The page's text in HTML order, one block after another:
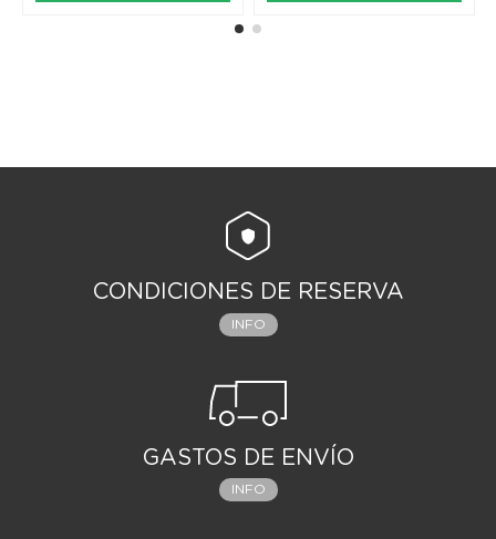
CONDICIONES DE RESERVA
INFO
GASTOS DE ENVÍO
INFO